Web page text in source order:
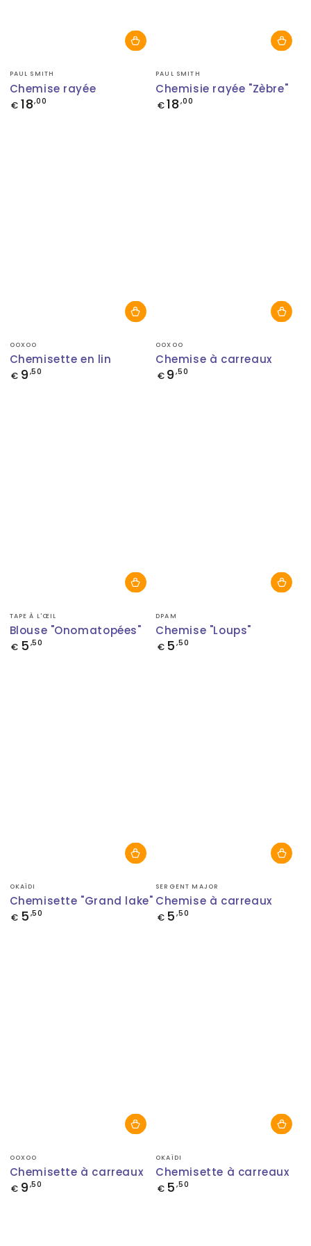
Fournisseur:
PAUL SMITH
Chemise rayée
Prix
€ 18,00
Fournisseur:
PAUL SMITH
Chemisie rayée "Zèbre"
Prix
€18 ,00
Fournisseur:
OOXOO
Chemisette en lin
Prix
€ 9 ,50
Fournisseur:
OOXOO
Chemise à carreaux
Prix
€ 9 ,50
Fournisseur:
TAPE À L'ŒIL
Blouse "Onomatopées"
Prix
€ 5 ,50
Fournisseur:
DPAM
Chemise "Loups"
Prix
€ 5 ,50
Fournisseur:
OKAÏDI
Chemisette "Grand lake"
Prix
€ 5 ,50
Fournisseur:
SERGENT MAJOR
Chemise à carreaux
Prix
€ 5 ,50
Fournisseur:
OOXOO
Chemisette à carreaux
Prix
€ 9 ,50
Fournisseur:
OKAÏDI
Chemisette à carreaux
Prix
€ 5 ,50